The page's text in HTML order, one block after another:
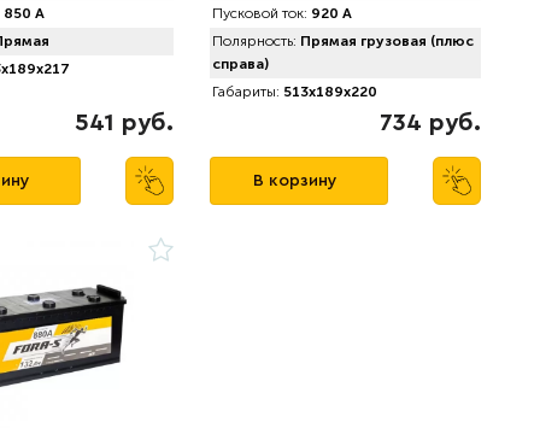
850 А
541 руб.
Пусковой ток: 920 А
Полярность: Прямая грузовая (плюс
справа)
Габариты: 513x189x220
734 руб.
В корзину